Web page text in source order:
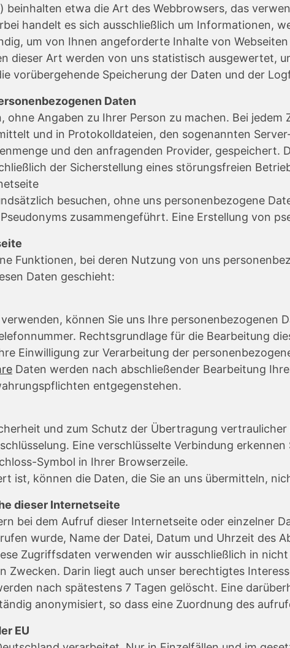
beinhalten etwa die Art des Webbrowsers, das
handelt es sich ausschließlich um Informationen,
um von Ihnen angeforderte Inhalte von
dieser Art werden von uns statistisch ausgewertet,
vorübergehende Speicherung der Daten und der
Daten
ohne Angaben zu Ihrer Person zu machen. Bei
und in Protokolldateien, den sogenannten
und den anfragenden Provider, gespeichert.
der Sicherstellung eines störungsfreien
besuchen, ohne uns personenbezogene
zusammengeführt. Eine Erstellung von
Funktionen, bei deren Nutzung von uns
Daten geschieht:
können Sie uns Ihre personenbezogenen
Rechtsgrundlage für die Bearbeitung
Einwilligung zur Verarbeitung der
Daten werden nach abschließender Bearbeitung
entgegenstehen.
und zum Schutz der Übertragung
Eine verschlüsselte Verbindung
Symbol in Ihrer Browserzeile.
ist, können die Daten, die Sie an uns übermitteln,
dieser Internetseite
bei dem Aufruf dieser Internetseite oder einzelner
wurde, Name der Datei, Datum und Uhrzeit des
Zugriffsdaten verwenden wir ausschließlich in
Zwecken. Darin liegt auch unser berechtigtes
nach spätestens 7 Tagen gelöscht. Eine
anonymisiert, so dass eine Zuordnung des
EU